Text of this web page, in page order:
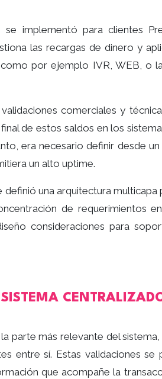
se implementó para clientes
las recargas de dinero y
por ejemplo IVR, WEB, o
comerciales y
de estos saldos en los
era necesario definir desde un
un alto uptime.
una arquitectura multicapa
de requerimientos
consideraciones para
parte más relevante del
entre sí. Estas validaciones se
que acompañe la